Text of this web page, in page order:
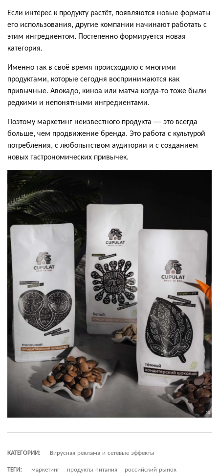
Если интерес к продукту растёт, появляются новые форматы
его использования, другие компании начинают работать с
этим ингредиентом. Постепенно формируется новая
категория.
Именно так в своё время происходило с многими
продуктами, которые сегодня воспринимаются как
привычные. Авокадо, киноа или матча когда-то тоже были
редкими и непонятными ингредиентами.
Поэтому маркетинг неизвестного продукта — это всегда
больше, чем продвижение бренда. Это работа с культурой
потребления, с любопытством аудитории и с созданием
новых гастрономических привычек.
КАТЕГОРИИ:
Вирусная реклама и сетевые эффекты
ТЕГИ:
маркетинг продукты питания
российский рынок